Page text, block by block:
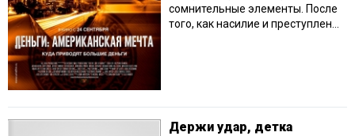
сомнительные элементы. После
того, как насилие и преступлен...
Держи удар, детка